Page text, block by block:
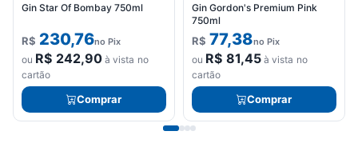
Gin Star Of Bombay 750ml
R$ 230,76no Pix
ou R$ 242,90à vista no
cartão
Comprar
Gin Gordon's Premium Pink
750ml
R$ 77,38no Pix
ou R$ 81,45à vista no
cartão
Comprar